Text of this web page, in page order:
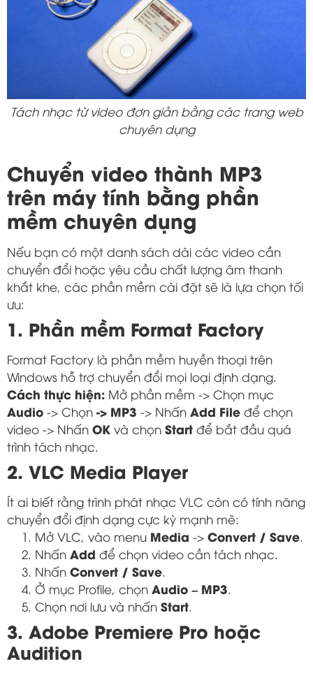
Tách nhạc từ video đơn giản bằng các trang web
chuyên dụng
Chuyển video thành MP3
trên máy tính bằng phần
mềm chuyên dụng
Nếu bạn có một danh sách dài các video cần
chuyển đổi hoặc yêu cầu chất lượng âm thanh
khắt khe, các phần mềm cài đặt sẽ là lựa chọn tối
ưu:
1. Phần mềm Format Factory
Format Factory là phần mềm huyền thoại trên
Windows hỗ trợ chuyển đổi mọi loại định dạng.
Cách thực hiện: Mở phần mềm -> Chọn mục
Audio -> Chọn -> MP3 -> Nhấn Add File để chọn
video -> Nhấn OK và chọn Start để bắt đầu quá
trình tách nhạc.
2. VLC Media Player
Ít ai biết rằng trình phát nhạc VLC còn có tính năng
chuyển đổi định dạng cực kỳ mạnh mẽ:
Mở VLC, vào menu Media -> Convert / Save.
Nhấn Add để chọn video cần tách nhạc.
Nhấn Convert / Save.
Ở mục Profile, chọn Audio – MP3.
Chọn nơi lưu và nhấn Start.
3. Adobe Premiere Pro hoặc
Audition